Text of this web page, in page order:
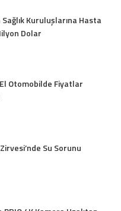
Sağlık Kuruluşlarına Hasta
Dolar
El Otomobilde Fiyatlar
Su Sorunu